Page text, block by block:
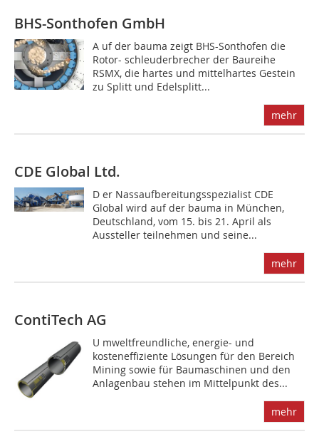
BHS-Sonthofen GmbH
A uf der bauma zeigt BHS-Sonthofen die
Rotor- schleuderbrecher der Baureihe
RSMX, die hartes und mittelhartes Gestein
zu Splitt und Edelsplitt...
mehr
CDE Global Ltd.
D er Nassaufbereitungsspezialist CDE
Global wird auf der bauma in München,
Deutschland, vom 15. bis 21. April als
Aussteller teilnehmen und seine...
mehr
ContiTech AG
U mweltfreundliche, energie- und
kosteneffiziente Lösungen für den Bereich
Mining sowie für Baumaschinen und den
Anlagenbau stehen im Mittelpunkt des...
mehr